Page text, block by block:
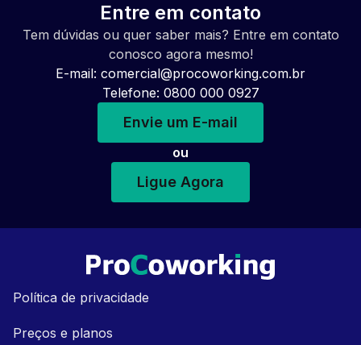
Entre em contato
Tem dúvidas ou quer saber mais? Entre em contato
conosco agora mesmo!
E-mail: comercial@procoworking.com.br
Telefone: 0800 000 0927
Envie um E-mail
ou
Ligue Agora
Política de privacidade
Preços e planos